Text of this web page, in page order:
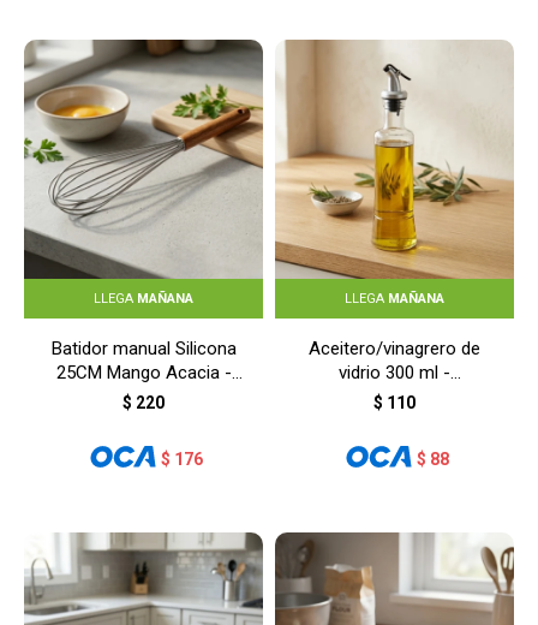
LLEGA MAÑANA
Batidor manual Silicona
25CM Mango Acacia -
BLANCO
$ 220
$ 176
LLEGA MAÑANA
Aceitero/vinagrero de
vidrio 300 ml -
TRANSPARENTE
$ 110
$ 88